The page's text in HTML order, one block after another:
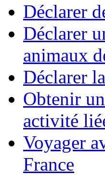
Déclarer
Déclarer
animaux
Déclarer
Obtenir
activité
Voyager
France